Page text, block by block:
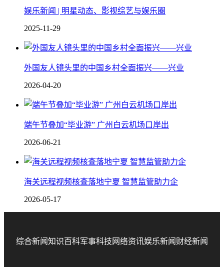
娱乐新闻 | 明星动态、影视综艺与娱乐圈
2025-11-29
外国友人镜头里的中国乡村全面振兴——兴业
2026-04-20
端午节叠加“毕业游” 广州白云机场口岸出
2026-06-21
海关远程视频核查落地宁夏 智慧监管助力企
2026-05-17
综合新闻知识百科军事科技 网络资讯娱乐新闻 财经新闻